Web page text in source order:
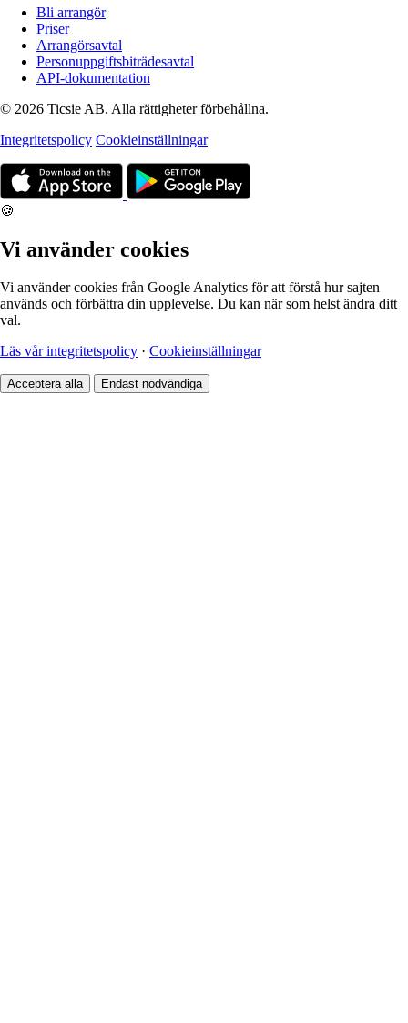
Bli arrangör
Priser
Arrangörsavtal
Personuppgiftsbiträdesavtal
API-dokumentation
© 2026 Ticsie AB. Alla rättigheter förbehållna.
Integritetspolicy Cookieinställningar
🍪
Vi använder cookies
Vi använder cookies från Google Analytics för att förstå hur sajten
används och förbättra din upplevelse. Du kan när som helst ändra ditt
val.
Läs vår integritetspolicy · Cookieinställningar
Acceptera alla Endast nödvändiga